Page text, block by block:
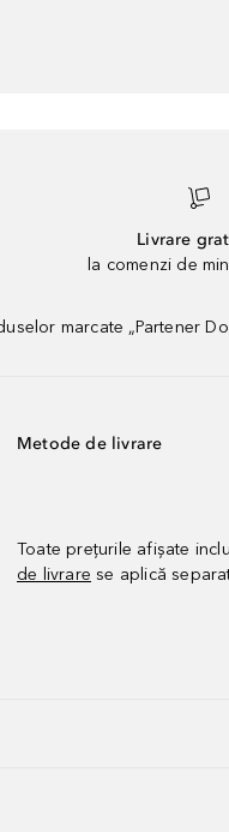
Livrare
la comenzi de
marcate „Partener
Metode de livrare
Toate prețurile afișate
de livrare se aplică